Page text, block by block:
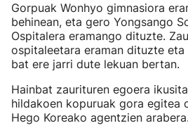
Gorpuak Wonhyo gimnasiora
behinean, eta gero Yongsango
Ospitalera eramango dituzte.
ospitaleetara eraman dituzte
bat ere jarri dute lekuan bertan.
Hainbat zaurituren egoera
hildakoen kopuruak gora egitea
Hego Koreako agentzien arabera.